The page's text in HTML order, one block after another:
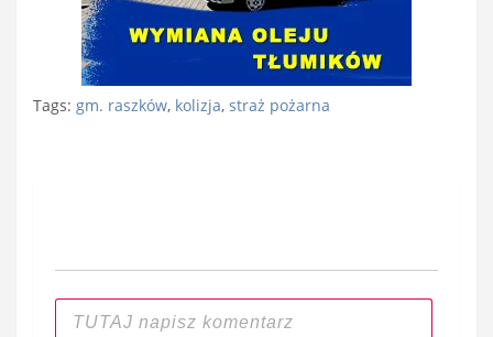
Tags: gm. raszków, kolizja, straż pożarna